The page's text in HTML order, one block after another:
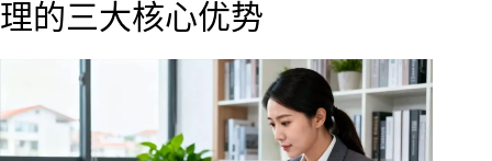
理的三大核心优势